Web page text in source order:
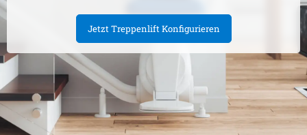
Jetzt Treppenlift Konfigurieren